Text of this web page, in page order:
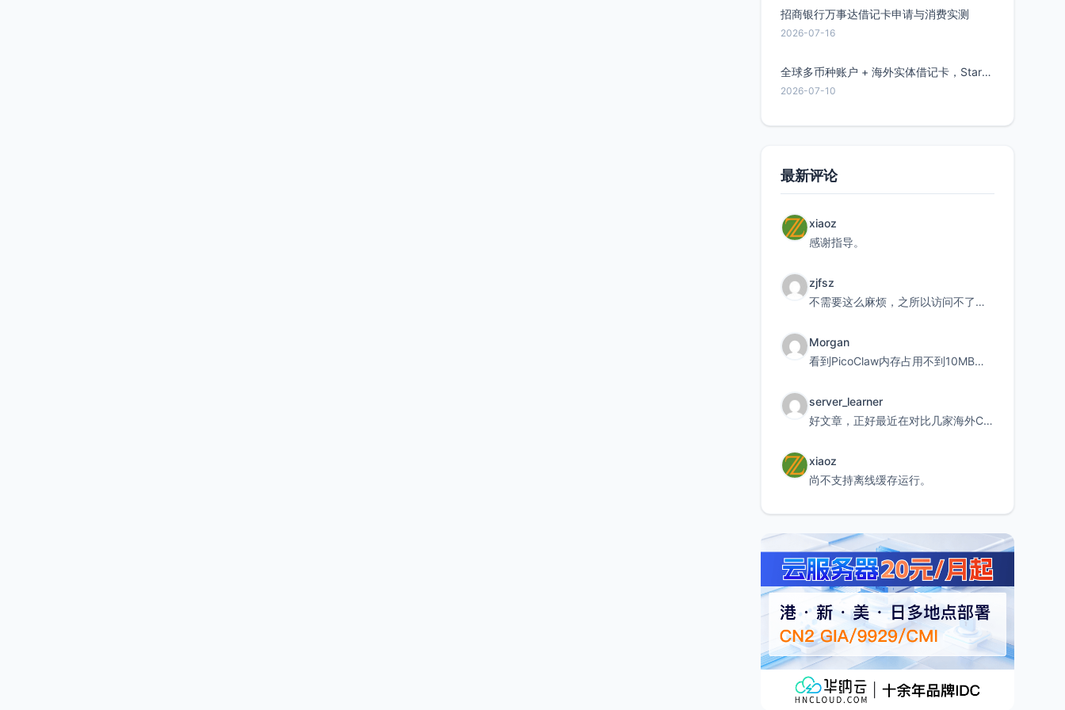
招商银行万事达借记卡申请与消费实测
2026-07-16
全球多币种账户 + 海外实体借记卡，Starryblu开户教程与注意事项
2026-07-10
最新评论
xiaoz
感谢指导。
zjfsz
不需要这么麻烦，之所以访问不了，是由于非对称路由的问题，在爱快主路由添加一条静态路由192.168.
Morgan
看到PicoClaw内存占用不到10MB这个数据真的很惊喜，确实很适合我这种想用旧设备折腾AI的小白
server_learner
好文章，正好最近在对比几家海外CDN。文中提到CF免费版不支持自定义回源端口和HOST这个痛点太真实
xiaoz
尚不支持离线缓存运行。